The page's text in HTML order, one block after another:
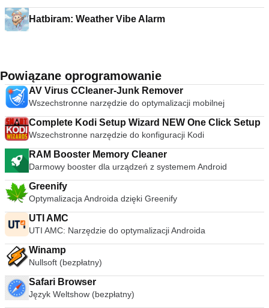
Hatbiram: Weather Vibe Alarm
Powiązane oprogramowanie
AV Virus CCleaner-Junk Remover
Wszechstronne narzędzie do optymalizacji mobilnej
Complete Kodi Setup Wizard NEW One Click Setup
Wszechstronne narzędzie do konfiguracji Kodi
RAM Booster Memory Cleaner
Darmowy booster dla urządzeń z systemem Android
Greenify
Optymalizacja Androida dzięki Greenify
UTI AMC
UTI AMC: Narzędzie do optymalizacji Androida
Winamp
Nullsoft (bezpłatny)
Safari Browser
Język Weltshow (bezpłatny)